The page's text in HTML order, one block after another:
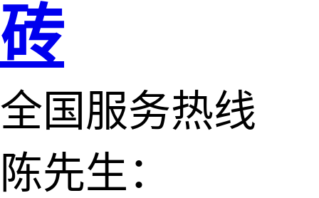
砖
全国服务热线
陈先生：